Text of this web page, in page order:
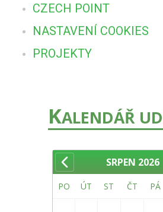
CZECH POINT
NASTAVENÍ COOKIES
PROJEKTY
KALENDÁŘ
SRPEN 2026
PO ÚT ST ČT PÁ